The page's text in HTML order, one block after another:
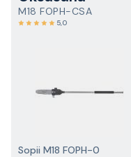
M18 FOPH-CSA
5,0
Sopii M18 FOPH-0